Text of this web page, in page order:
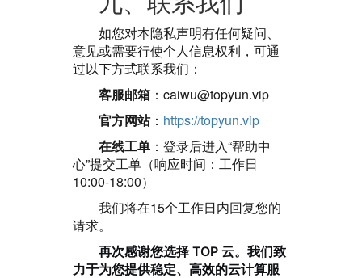
如您对本隐私声明有任何疑问、
意见或需要行使个人信息权利，可通
过以下方式联系我们：
客服邮箱 ：caiwu@topyun.vip
官方网站： https://topyun.vip
在线工单 ：登录后进入“帮助中
心”提交工单（响应时间：工作日
10:00-18:00）
我们将在15个工作日内回复您的
请求。
再次感谢您选择 TOP 云。我们致
力于为您提供稳定、高效的云计算服